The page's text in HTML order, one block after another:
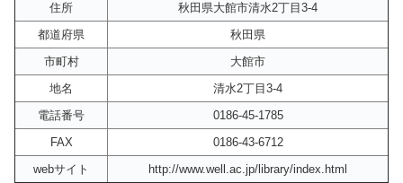
住所
秋田県大館市清水2丁目3-4
都道府県
秋田県
市町村
大館市
地名
清水2丁目3-4
電話番号
0186-45-1785
FAX
0186-43-6712
webサイト
http://www.well.ac.jp/library/index.html